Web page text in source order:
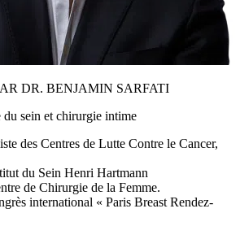
DR. BENJAMIN SARFATI
du sein et chirurgie intime
des Centres de Lutte Contre le Cancer,
du Sein Henri Hartmann
de Chirurgie de la Femme.
international « Paris Breast Rendez-